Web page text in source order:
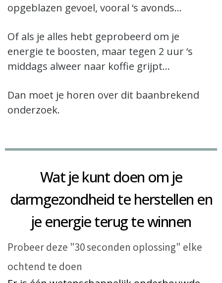
opgeblazen gevoel, vooral ‘s avonds…
Of als je alles hebt geprobeerd om je
energie te boosten, maar tegen 2 uur ‘s
middags alweer naar koffie grijpt…
Dan moet je horen over dit baanbrekend
onderzoek.
Wat je kunt doen om je
darmgezondheid te herstellen en
je energie terug te winnen
Probeer deze "30 seconden oplossing" elke
ochtend te doen